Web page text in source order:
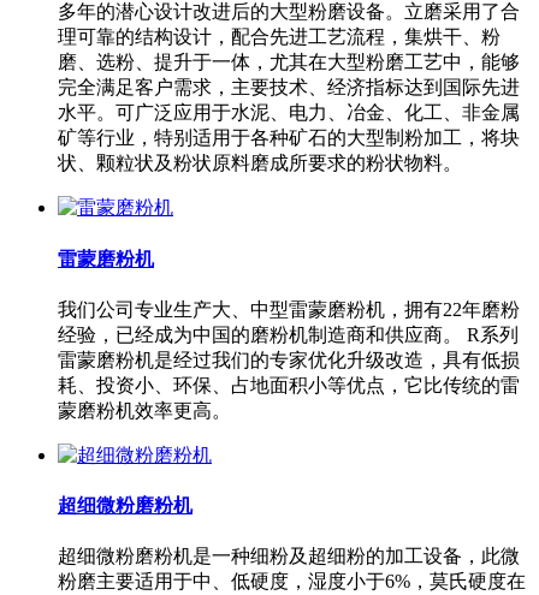
多年的潜心设计改进后的大型粉磨设备。立磨采用了合
理可靠的结构设计，配合先进工艺流程，集烘干、粉
磨、选粉、提升于一体，尤其在大型粉磨工艺中，能够
完全满足客户需求，主要技术、经济指标达到国际先进
水平。可广泛应用于水泥、电力、冶金、化工、非金属
矿等行业，特别适用于各种矿石的大型制粉加工，将块
状、颗粒状及粉状原料磨成所要求的粉状物料。
雷蒙磨粉机
我们公司专业生产大、中型雷蒙磨粉机，拥有22年磨粉
经验，已经成为中国的磨粉机制造商和供应商。 R系列
雷蒙磨粉机是经过我们的专家优化升级改造，具有低损
耗、投资小、环保、占地面积小等优点，它比传统的雷
蒙磨粉机效率更高。
超细微粉磨粉机
超细微粉磨粉机是一种细粉及超细粉的加工设备，此微
粉磨主要适用于中、低硬度，湿度小于6%，莫氏硬度在